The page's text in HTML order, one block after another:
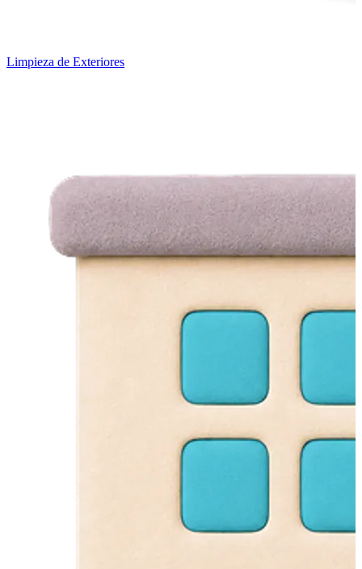
Limpieza de Exteriores